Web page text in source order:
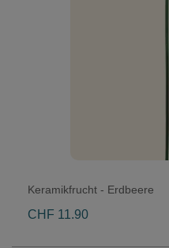
Keramikfrucht - Erdbeere
CHF 11.90